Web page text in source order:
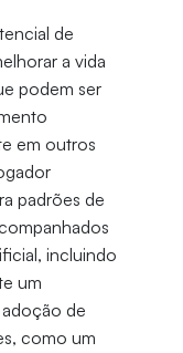
de
a vida
podem ser
em outros
padrões de
incluindo
um
de
como um